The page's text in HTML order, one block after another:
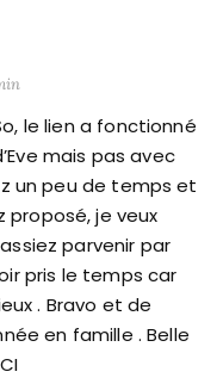
le lien a fonctionné
mais pas avec
un peu de temps et
proposé, je veux
parvenir par
pris le temps car
. Bravo et de
en famille . Belle